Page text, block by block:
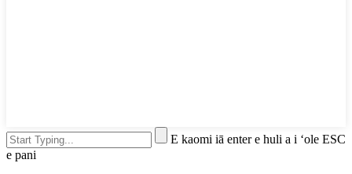
E kaomi iā enter e huli a i ʻole ESC
e pani